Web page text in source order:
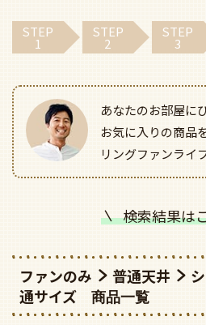
STEP
1
STEP
2
STEP
3
あなたのお部屋に
お気に入りの商品
リングファンライ
検索結果は
ファンのみ 普通天井
通サイズ